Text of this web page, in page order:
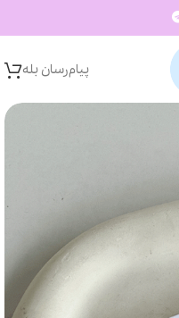
پیام‌رسان‌ بله